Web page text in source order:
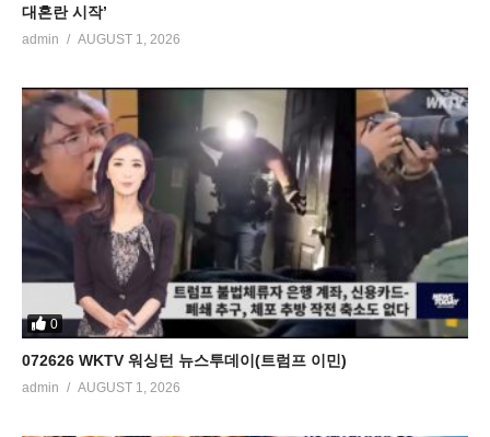
대혼란 시작’
admin AUGUST 1, 2026
0
072626 WKTV 워싱턴 뉴스투데이(트럼프 이민)
admin AUGUST 1, 2026